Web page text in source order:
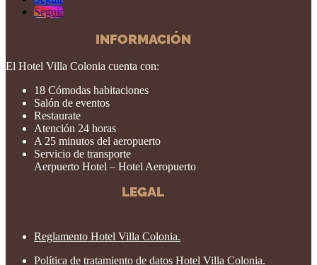
Seguir
INFORMACIÓN
El Hotel Villa Colonia cuenta con:
18 Cómodas habitaciones
Salón de eventos
Restaurate
Atención 24 horas
A 25 minutos del aeropuerto
Servicio de transporte
Aerpuerto Hotel – Hotel Aeropuerto
LEGAL
Reglamento Hotel Villa Colonia.
Política de tratamiento de datos Hotel Villa Colonia.